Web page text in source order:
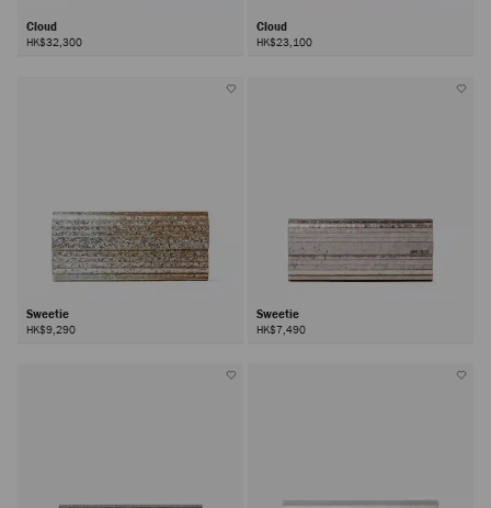
Cloud
HK$32,300
Cloud
HK$23,100
Sweetie
HK$9,290
Sweetie
HK$7,490